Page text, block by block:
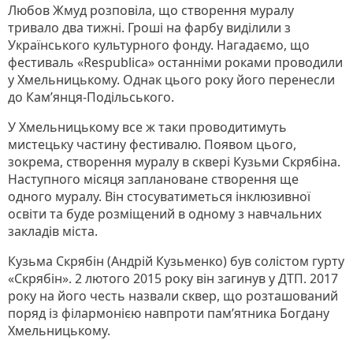
Любов Жмуд розповіла, що створення муралу
тривало два тижні. Гроші на фарбу виділили з
Українського культурного фонду. Нагадаємо, що
фестиваль «Respublica» останніми роками проводили
у Хмельницькому. Однак цього року його перенесли
до Кам’янця-Подільського.
У Хмельницькому все ж таки проводитимуть
мистецьку частину фестивалю. Появом цього,
зокрема, створення муралу в сквері Кузьми Скрябіна.
Наступного місяця заплановане створення ще
одного муралу. Він стосуватиметься інклюзивної
освіти та буде розміщений в одному з навчальних
закладів міста.
Кузьма Скрябін (Андрій Кузьменко) був солістом гурту
«Скрябін». 2 лютого 2015 року він загинув у ДТП. 2017
року на його честь назвали сквер, що розташований
поряд із філармонією навпроти пам’ятника Богдану
Хмельницькому.